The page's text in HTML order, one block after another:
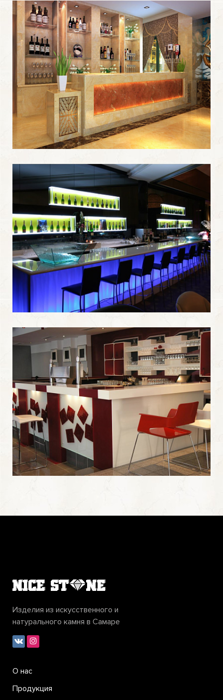
Изделия из искусственного и
натурального камня в Самаре
О нас
Продукция